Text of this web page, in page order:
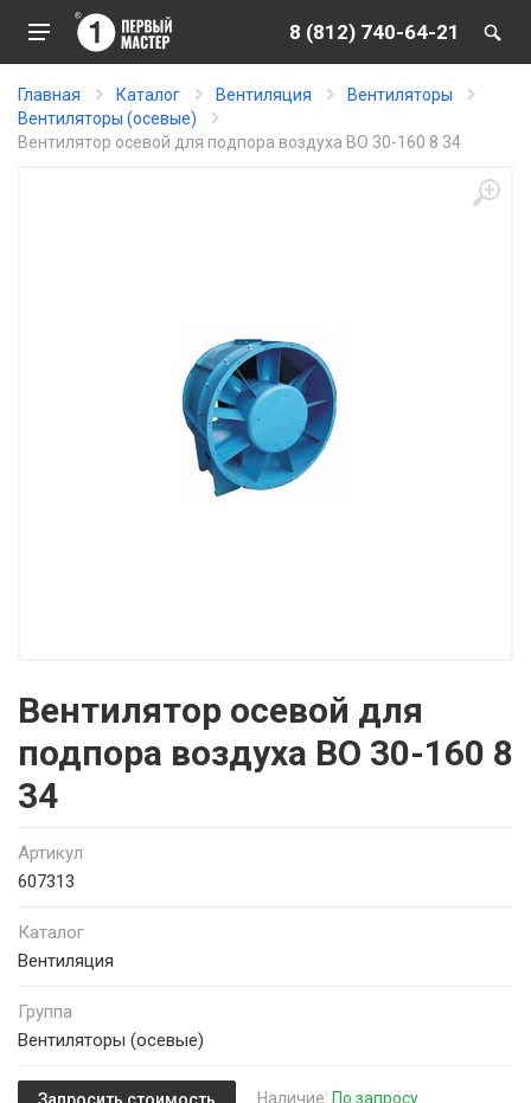
8 (812) 740-64-21
Главная Каталог Вентиляция
Вентиляторы
Вентиляторы (осевые)
Вентилятор осевой для подпора воздуха ВО 30-160 8 34
Вентилятор осевой для
подпора воздуха ВО 30-160 8
34
Артикул
607313
Каталог
Вентиляция
Группа
Вентиляторы (осевые)
Запросить стоимость Наличие: По запросу